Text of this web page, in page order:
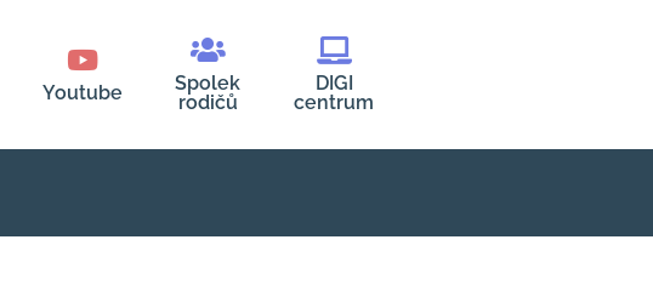
Youtube
Spolek
rodičů
DIGI
centrum